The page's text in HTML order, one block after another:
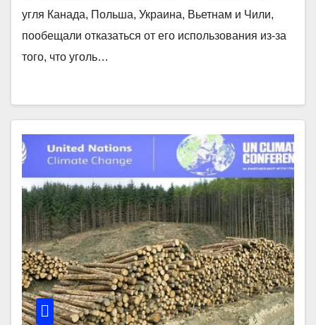
угля Канада, Польша, Украина, Вьетнам и Чили,
пообещали отказаться от его использования из-за
того, что уголь…